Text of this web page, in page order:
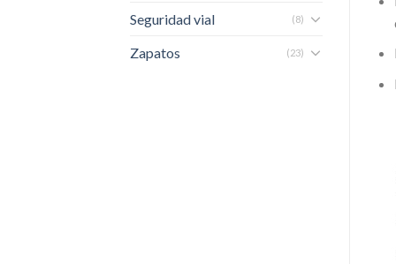
Seguridad vial (8)
Zapatos (23)